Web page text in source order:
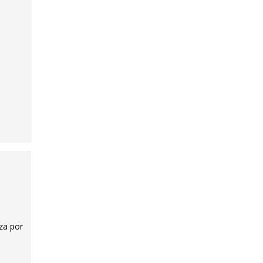
por